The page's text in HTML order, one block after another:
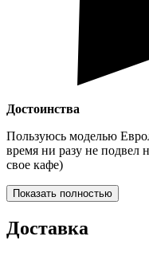
Достоинства
Пользуюсь моделью
время ни разу не подвел
свое кафе)
Показать полностью
Доставка